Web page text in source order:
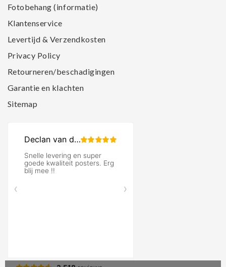
Fotobehang (informatie)
Klantenservice
Levertijd & Verzendkosten
Privacy Policy
Retourneren/beschadigingen
Garantie en klachten
Sitemap